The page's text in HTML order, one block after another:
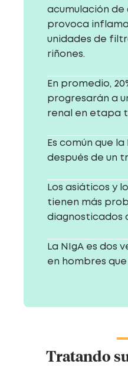
acumulación de
provoca
unidades de
riñones.
En promedio,
progresarán a
renal en etapa
Es común que
después de un
Los asiáticos y
tienen más
diagnosticados
La NIgA es dos
en hombres
Tratando